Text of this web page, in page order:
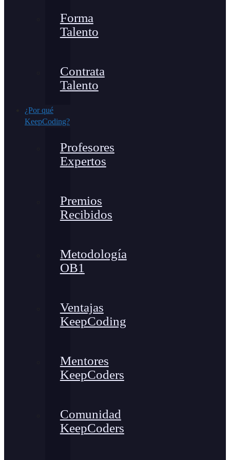
Forma
Talento
Contrata
Talento
¿Por qué
KeepCoding?
Profesores
Expertos
Premios
Recibidos
Metodología
OB1
Ventajas
KeepCoding
Mentores
KeepCoders
Comunidad
KeepCoders